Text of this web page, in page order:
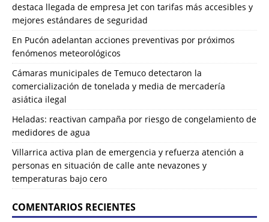
destaca llegada de empresa Jet con tarifas más accesibles y
mejores estándares de seguridad
En Pucón adelantan acciones preventivas por próximos
fenómenos meteorológicos
Cámaras municipales de Temuco detectaron la
comercialización de tonelada y media de mercadería
asiática ilegal
Heladas: reactivan campaña por riesgo de congelamiento de
medidores de agua
Villarrica activa plan de emergencia y refuerza atención a
personas en situación de calle ante nevazones y
temperaturas bajo cero
COMENTARIOS RECIENTES